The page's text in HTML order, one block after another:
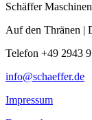
Schäffer
Auf den Thränen |
Telefon +49 2943
info@schaeffer.de
Impressum